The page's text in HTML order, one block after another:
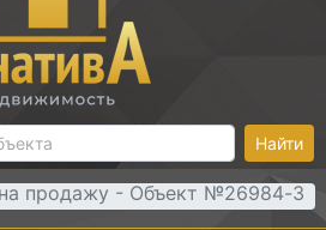
Найти
3-к квартиры на продажу - Объект №26984